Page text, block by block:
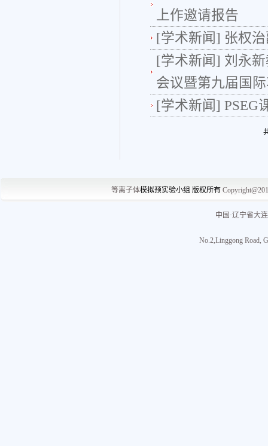
上作邀请报告
[学术新闻] 张权
[学术新闻] 刘永
会议暨第九届国
[学术新闻] PSEG
等离子体模拟预实验小组 版权所有
中国·辽宁省大
No.2,Linggong Road,